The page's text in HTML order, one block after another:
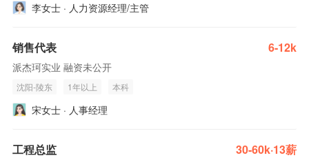
李女士 · 人力资源经理/主管
销售代表 6-12k
派杰珂实业 融资未公开
沈阳-陵东 1年以上 本科
宋女士 · 人事经理
工程总监 30-60k·13薪